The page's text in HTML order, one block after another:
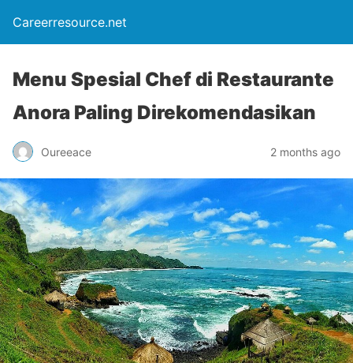
Careerresource.net
Menu Spesial Chef di Restaurante
Anora Paling Direkomendasikan
Oureeace 2 months ago